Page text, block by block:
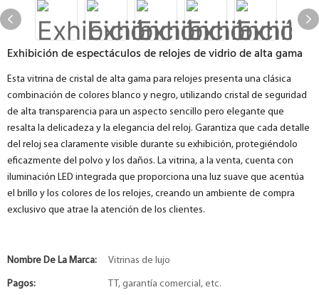
Exhibición de espectáculos de relojes de vidrio de alta gama
Esta vitrina de cristal de alta gama para relojes presenta una clásica
combinación de colores blanco y negro, utilizando cristal de seguridad
de alta transparencia para un aspecto sencillo pero elegante que
resalta la delicadeza y la elegancia del reloj. Garantiza que cada detalle
del reloj sea claramente visible durante su exhibición, protegiéndolo
eficazmente del polvo y los daños. La vitrina, a la venta, cuenta con
iluminación LED integrada que proporciona una luz suave que acentúa
el brillo y los colores de los relojes, creando un ambiente de compra
exclusivo que atrae la atención de los clientes.
Nombre De La Marca: Vitrinas de lujo
Pagos: TT, garantía comercial, etc.